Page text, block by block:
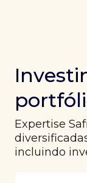
Expertise
incluindo